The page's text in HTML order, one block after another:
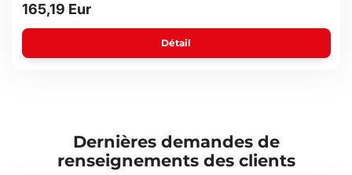
165,19 Eur
Détail
Dernières demandes de
renseignements des clients